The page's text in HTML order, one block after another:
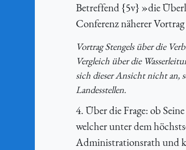
Betreffend {5v} »die
Conferenz näherer
Vortrag Stengels über die
Vergleich über die
sich dieser Ansicht nicht an,
Landesstellen.
4. Über die Frage: ob
welcher unter dem
Administrationsrath und